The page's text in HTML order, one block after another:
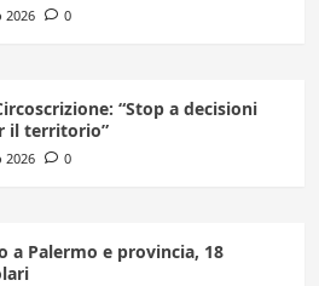
2026 0
“Stop a decisioni
il territorio”
2026 0
a Palermo e provincia, 18